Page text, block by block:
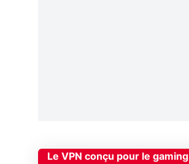
Le VPN conçu pour le gaming